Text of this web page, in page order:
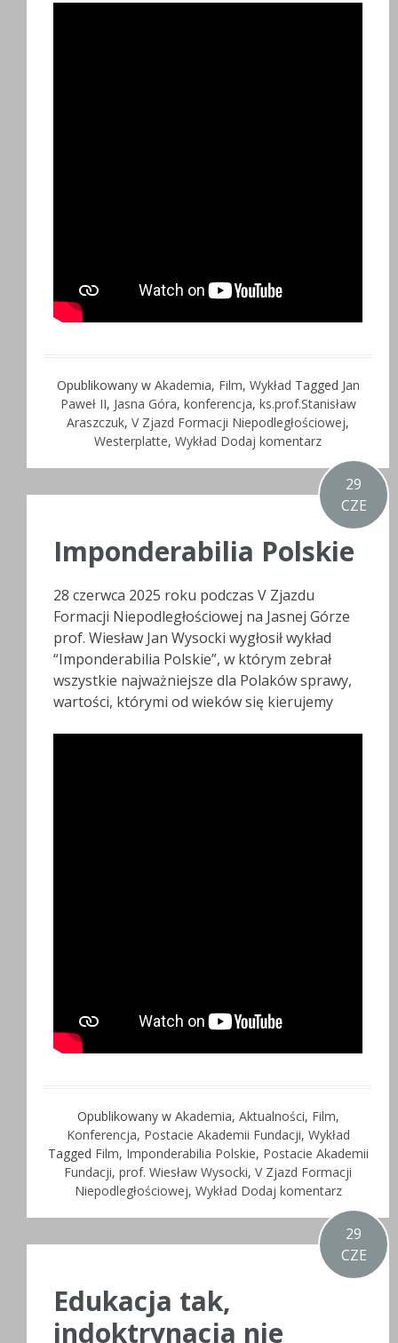
Opublikowany w Akademia, Film, Wykład Tagged Jan
Paweł II, Jasna Góra, konferencja, ks.prof.Stanisław
Araszczuk, V Zjazd Formacji Niepodległościowej,
Westerplatte, Wykład Dodaj komentarz
29
CZE
Imponderabilia Polskie
28 czerwca 2025 roku podczas V Zjazdu
Formacji Niepodległościowej na Jasnej Górze
prof. Wiesław Jan Wysocki wygłosił wykład
“Imponderabilia Polskie”, w którym zebrał
wszystkie najważniejsze dla Polaków sprawy,
wartości, którymi od wieków się kierujemy
Opublikowany w Akademia, Aktualności, Film,
Konferencja, Postacie Akademii Fundacji, Wykład
Tagged Film, Imponderabilia Polskie, Postacie Akademii
Fundacji, prof. Wiesław Wysocki, V Zjazd Formacji
Niepodległościowej, Wykład Dodaj komentarz
29
CZE
Edukacja tak,
indoktrynacja nie